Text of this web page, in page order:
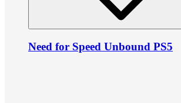
Need for Speed Unbound PS5